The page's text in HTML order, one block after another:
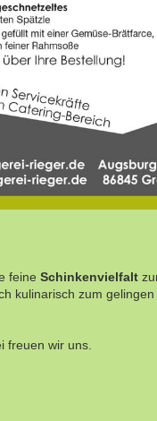
feine Schinkenvielfalt
kulinarisch zum
freuen wir uns.